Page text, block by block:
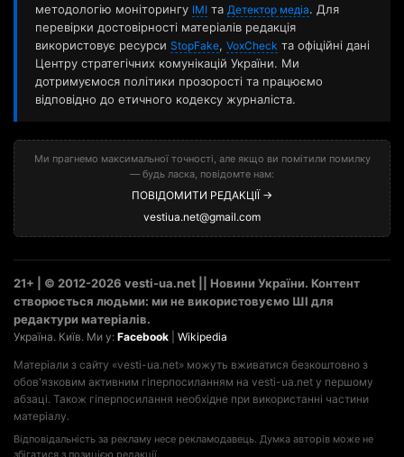
методологію моніторингу ІМІ та Детектор медіа. Для
перевірки достовірності матеріалів редакція
використовує ресурси StopFake, VoxCheck та офіційні дані
Центру стратегічних комунікацій України. Ми
дотримуємося політики прозорості та працюємо
відповідно до етичного кодексу журналіста.
Ми прагнемо максимальної точності, але якщо ви помітили помилку
— будь ласка, повідомте нам:
ПОВІДОМИТИ РЕДАКЦІЇ →
vestiua.net@gmail.com
21+ | © 2012-2026 vesti-ua.net || Новини України. Контент
створюється людьми: ми не використовуємо ШІ для
редактури матеріалів.
Україна. Київ. Ми у: Facebook Wikipedia
Матеріали з сайту «vesti-ua.net» можуть вживатися безкоштовно з
обов'язковим активним гіперпосиланням на vesti-ua.net у першому
абзаці. Також гіперпосилання необхідне при використанні частини
матеріалу.
Відповідальність за рекламу несе рекламодавець. Думка авторів може не
збігатися з позицією редакції.